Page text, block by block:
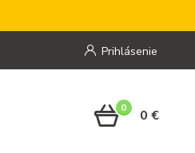
Prihlásenie
0 0 €